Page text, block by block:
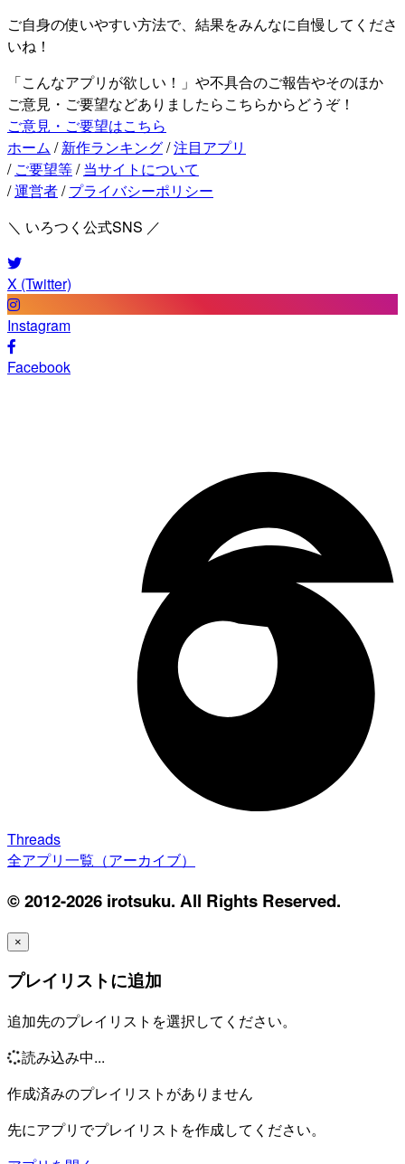
ご自身の使いやすい方法で、結果をみんなに自慢してくださ
いね！
「こんなアプリが欲しい！」や不具合のご報告やそのほか
ご意見・ご要望などありましたらこちらからどうぞ！
ご意見・ご要望はこちら
ホーム / 新作ランキング/注目アプリ
/ ご要望等/ 当サイトについて
/運営者/ プライバシーポリシー
＼ いろつく公式SNS ／
X (Twitter)
Instagram
Facebook
Threads
全アプリ一覧（アーカイブ）
© 2012-2026 irotsuku. All Rights Reserved.
×
プレイリストに追加
追加先のプレイリストを選択してください。
読み込み中...
作成済みのプレイリストがありません
先にアプリでプレイリストを作成してください。